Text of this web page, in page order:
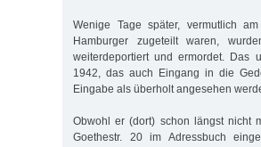
Wenige Tage später, vermutlich
Hamburger zugeteilt waren,
weiterdeportiert und ermordet. Das
1942, das auch Eingang in die
Eingabe als überholt angesehen
Obwohl er (dort) schon längst nicht
Goethestr. 20 im Adressbuch